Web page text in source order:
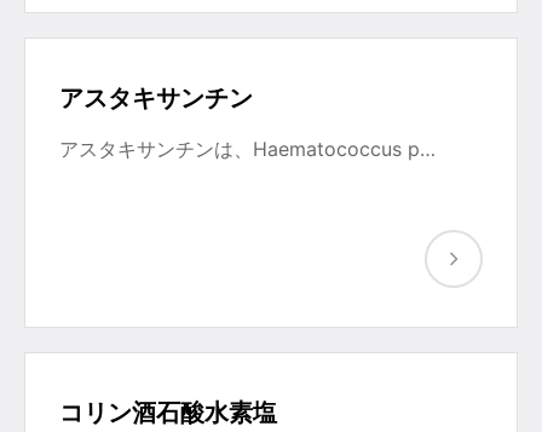
アスタキサンチン
アスタキサンチンは、Haematococcus p…
コリン酒石酸水素塩